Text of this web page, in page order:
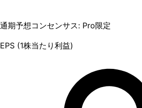
通期予想コンセンサス: Pro限定
EPS (1株当たり利益)